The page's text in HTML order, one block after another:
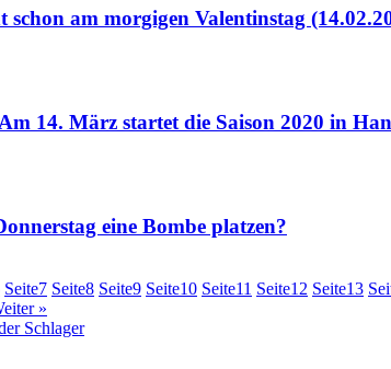
am morgigen Valentinstag
14. März startet die Saison 2020 in
eine Bombe platzen?
Seite7 Seite8 Seite9 Seite10 Seite11 Seite12 Seite13
»